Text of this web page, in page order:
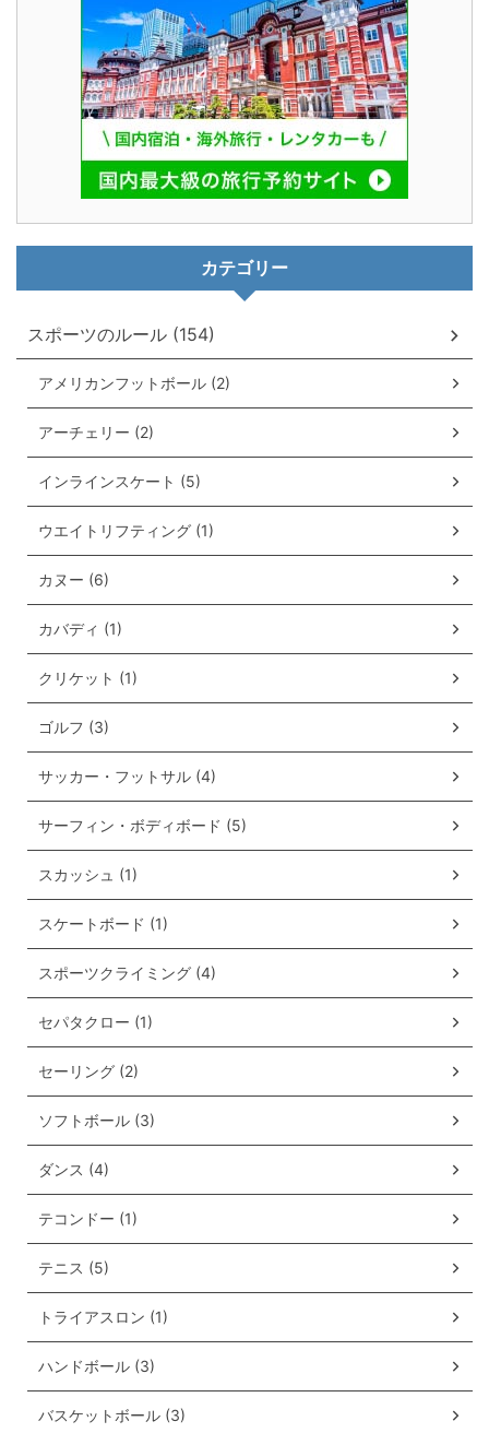
カテゴリー
スポーツのルール (154)
アメリカンフットボール (2)
アーチェリー (2)
インラインスケート (5)
ウエイトリフティング (1)
カヌー (6)
カバディ (1)
クリケット (1)
ゴルフ (3)
サッカー・フットサル (4)
サーフィン・ボディボード (5)
スカッシュ (1)
スケートボード (1)
スポーツクライミング (4)
セパタクロー (1)
セーリング (2)
ソフトボール (3)
ダンス (4)
テコンドー (1)
テニス (5)
トライアスロン (1)
ハンドボール (3)
バスケットボール (3)